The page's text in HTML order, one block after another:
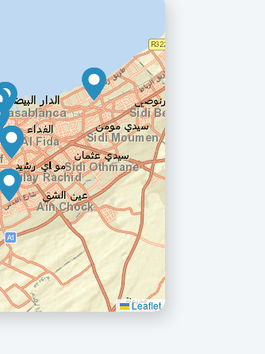
Leaflet